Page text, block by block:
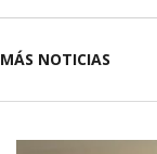
MÁS NOTICIAS